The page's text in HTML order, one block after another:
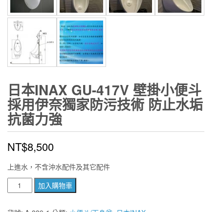
日本INAX GU-417V 壁掛小便斗
採用伊奈獨家防污技術 防止水垢
抗菌力強
NT$8,500
上進水，不含沖水配件及其它配件
本
INAX
加入購物車